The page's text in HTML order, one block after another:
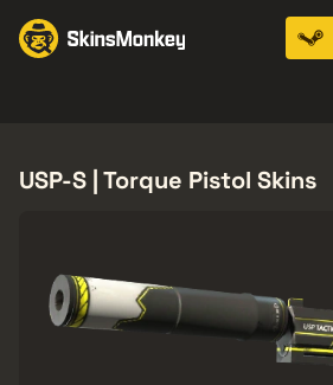
USP-S | Torque Pistol Skins